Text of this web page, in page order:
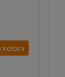
košaru